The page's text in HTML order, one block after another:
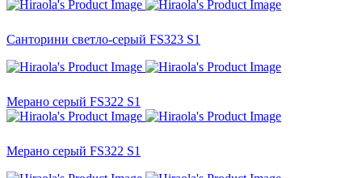
Санторини светло-серый FS323 S1
Мерано серый FS322 S1
Мерано серый FS322 S1